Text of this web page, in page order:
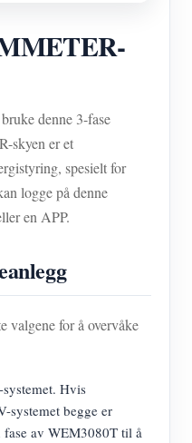
denne 3-fase
skyen er et
spesielt for
logge på denne
en APP.
valgene for å overvåke
Hvis
systemet begge er
fase av WEM3080T til å